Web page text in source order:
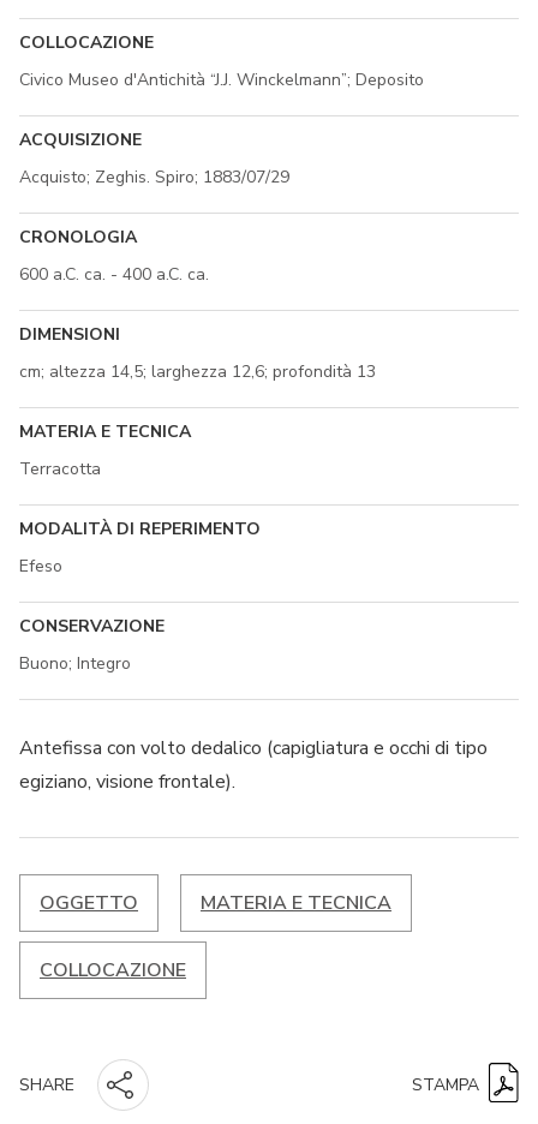
COLLOCAZIONE
Civico Museo d'Antichità “J.J. Winckelmann”; Deposito
ACQUISIZIONE
Acquisto; Zeghis. Spiro; 1883/07/29
CRONOLOGIA
600 a.C. ca. - 400 a.C. ca.
DIMENSIONI
cm; altezza 14,5; larghezza 12,6; profondità 13
MATERIA E TECNICA
Terracotta
MODALITÀ DI REPERIMENTO
Efeso
CONSERVAZIONE
Buono; Integro
Antefissa con volto dedalico (capigliatura e occhi di tipo
egiziano, visione frontale).
OGGETTO MATERIA E TECNICA
COLLOCAZIONE
SHARE STAMPA